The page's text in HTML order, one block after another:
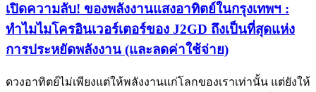
เปิดความลับ! ของพลังงานแสงอาทิตย์ในกรุงเทพฯ :
ทำไมไมโครอินเวอร์เตอร์ของ J2GD ถึงเป็นที่สุดแห่ง
การประหยัดพลังงาน (และลดค่าใช้จ่าย)
ดวงอาทิตย์ไม่เพียงแต่ให้พลังงานแก่โลกของเราเท่านั้น แต่ยังให้